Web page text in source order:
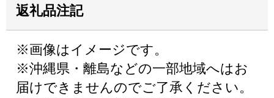
返礼品注記
※画像はイメージです。
※沖縄県・離島などの一部地域へはお
届けできませんのでご了承ください。